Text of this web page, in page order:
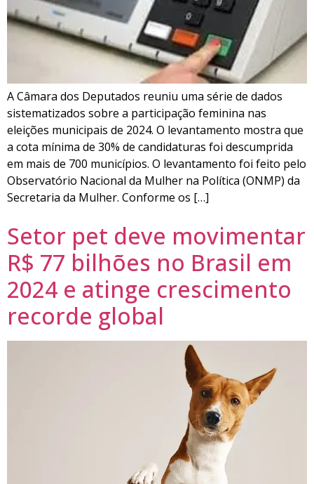
A Câmara dos Deputados reuniu uma série de dados
sistematizados sobre a participação feminina nas
eleições municipais de 2024. O levantamento mostra que
a cota mínima de 30% de candidaturas foi descumprida
em mais de 700 municípios. O levantamento foi feito pelo
Observatório Nacional da Mulher na Política (ONMP) da
Secretaria da Mulher. Conforme os […]
Setor pet deve movimentar
R$ 77 bilhões no Brasil em
2024 e atinge crescimento
recorde global